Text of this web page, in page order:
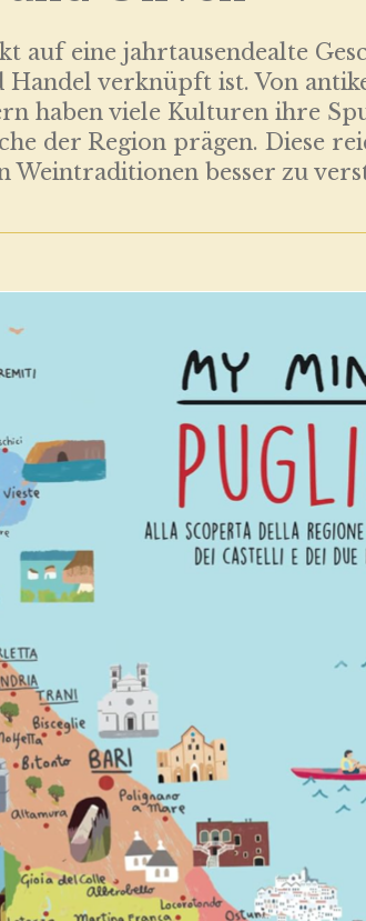
auf eine jahrtausendealte
verknüpft ist. Von
haben viele Kulturen ihre
der Region prägen. Diese
Weintraditionen besser zu